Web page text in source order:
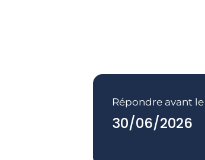
Répondre avant le
30/06/2026